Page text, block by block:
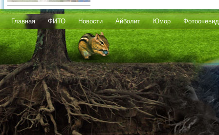
Главная ФИТО Новости Айболит Юмор